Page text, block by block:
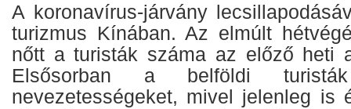
A koronavírus-járvány
turizmus Kínában. Az elmúlt
nőtt a turisták száma az előző heti
Elsősorban a belföldi
nevezetességeket, mivel jelenleg is